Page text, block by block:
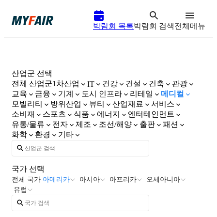
박람회 목록박람회 검색전체메뉴
산업군 선택
전체 산업군1차산업 IT 건강 건설 건축
관광
교육
금융 기계 도시 인프라 리테일
메디컬
모빌리티
방위산업 뷰티 산업재료
서비스
소비재
스포츠 식품 에너지
엔터테인먼트
유통/물류
전자 제조 조선/해양 출판
패션
화학
환경 기타
국가 선택
전체 국가 아메리카 아시아 아프리카
오세아니아
유럽